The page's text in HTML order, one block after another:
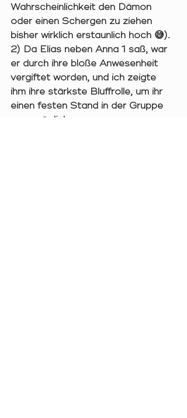
Wahrscheinlichkeit den Dämon
oder einen Schergen zu ziehen
bisher wirklich erstaunlich hoch 😅).
2) Da Elias neben Anna 1 saß, war
er durch ihre bloße Anwesenheit
vergiftet worden, und ich zeigte
ihm ihre stärkste Bluffrolle, um ihr
einen festen Stand in der Gruppe
zu ermöglichen.